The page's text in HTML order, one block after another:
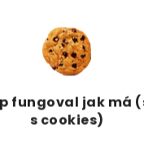
fungoval jak má
s cookies)
5
hvězdiček.
Tip